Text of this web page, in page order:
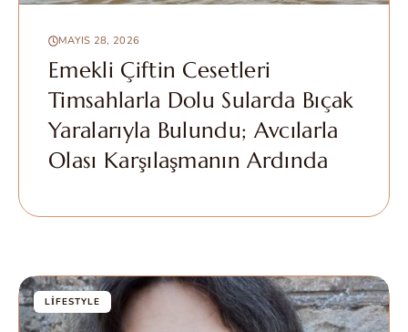
MAYIS 28, 2026
Emekli Çiftin Cesetleri
Timsahlarla Dolu Sularda Bıçak
Yaralarıyla Bulundu; Avcılarla
Olası Karşılaşmanın Ardında
LIFESTYLE